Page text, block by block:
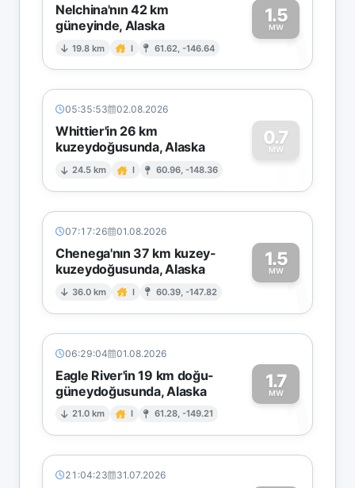
Nelchina'nın 42 km
güneyinde, Alaska
19.8 km I 61.62, -146.64
1.5
MW1
05:35:53 02.08.2026
Whittier'in 26 km
kuzeydoğusunda, Alaska
24.5 km I 60.96, -148.36
0.7
MW
0
07:17:26 01.08.2026
Chenega'nın 37 km kuzey-
kuzeydoğusunda, Alaska
36.0 km I 60.39, -147.82
1.5
MW1
06:29:04 01.08.2026
Eagle River'in 19 km doğu-
güneydoğusunda, Alaska
21.0 km I 61.28, -149.21
1.7
MW1
21:04:23 31.07.2026